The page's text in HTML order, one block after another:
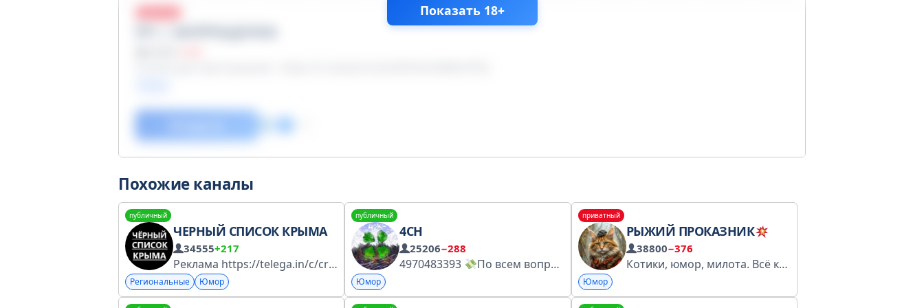
Показать 18+
Похожие каналы
публичный
ЧЕРНЫЙ СПИСОК КРЫМА
34555+217
Реклама https://telega.in/c/crimea_blacklist Админ @badcrimea_bot Посты в данном канале, прошу считать вымышленными. Просто юмор. ЧС ТГ https://knd.gov.ru/license?id=673b1f40340096358badf39c&registryType=bloggersPermission
Региональные Юмор
публичный
4CH
25206−288
4970483393 По всем вопросам: @Imijj0 ~ VK.COM/4CH
Юмор
приватный
РЫЖИЙ ПРОКАЗНИК
38800−376
Котики, юмор, милота. Всё как вы любите! Купить рекламу: https://telega.in/c/+qVfB9VEiDM81ZmY1 По рекламе: @nastya_kuy
Юмор